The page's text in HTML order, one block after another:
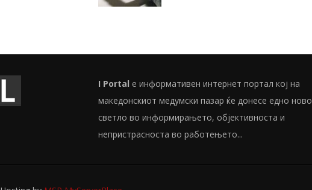
I Portal е информативен интернет портал кој на
македонскиот медумски пазар ќе донесе едно ново
светло во информирањето, објективноста и
непристрасноста во работењето...